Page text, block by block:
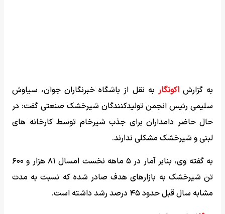
به گزارشاکونگار به نقل از باشگاه خبرنگاران جوان، سیاوش
سلیمی رئیس انجمن تولیدکنندگان شیرخشک صنعتی گفت: در
حال حاضر دامداران برای جذب شیرخام توسط کارخانه های
لبنی و شیرخشک مشکلی ندارند.
به گفته وی، بنابر آمار در ۵ ماهه نخست امسال ۸۱ هزار و ۶۰۰
تن شیرخشک به بازارهای هدف صادر شده که نسبت به مدت
مشابه سال قبل حدود ۴۵ درصد رشد داشته است.